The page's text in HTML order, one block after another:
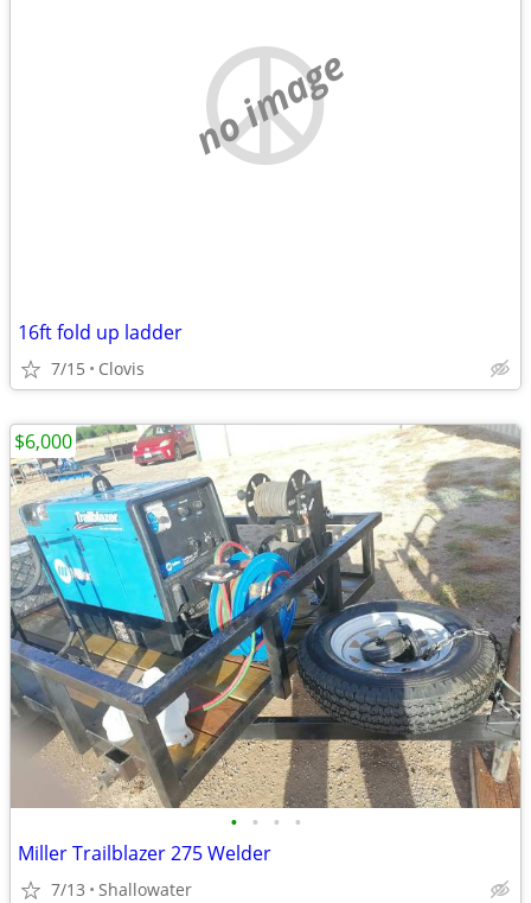
no image
16ft fold up ladder
7/15 Clovis
• • • •
Miller Trailblazer 275 Welder
7/13 Shallowater
$6,000